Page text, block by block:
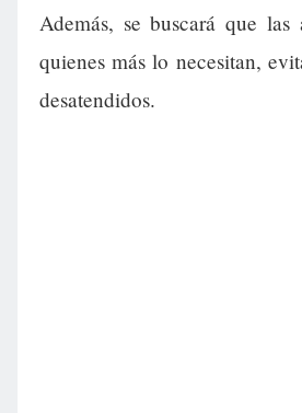
Además, se buscará que las
quienes más lo necesitan,
desatendidos.